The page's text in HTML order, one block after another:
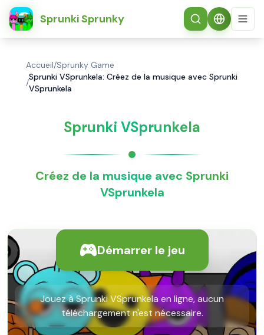
Sprunki Sprunky
简体中文
Accueil/Sprunky Game
/
Sprunki VSprunkela: Créez de la musique avec Sprunki
VSprunkela
Sprunki VSprunkela
Créez de la musique avec Sprunki
VSprunkela
Démarrer le jeu
Jouez à Sprunki VSprunkela en ligne, aucun
téléchargement n'est nécessaire.